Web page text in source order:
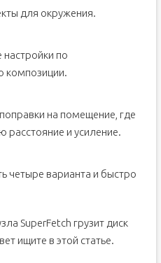
для окружения.
по
композиции.
на помещение, где
расстояние и усиление.
четыре варианта и быстро
SuperFetch грузит диск
ищите в этой статье.